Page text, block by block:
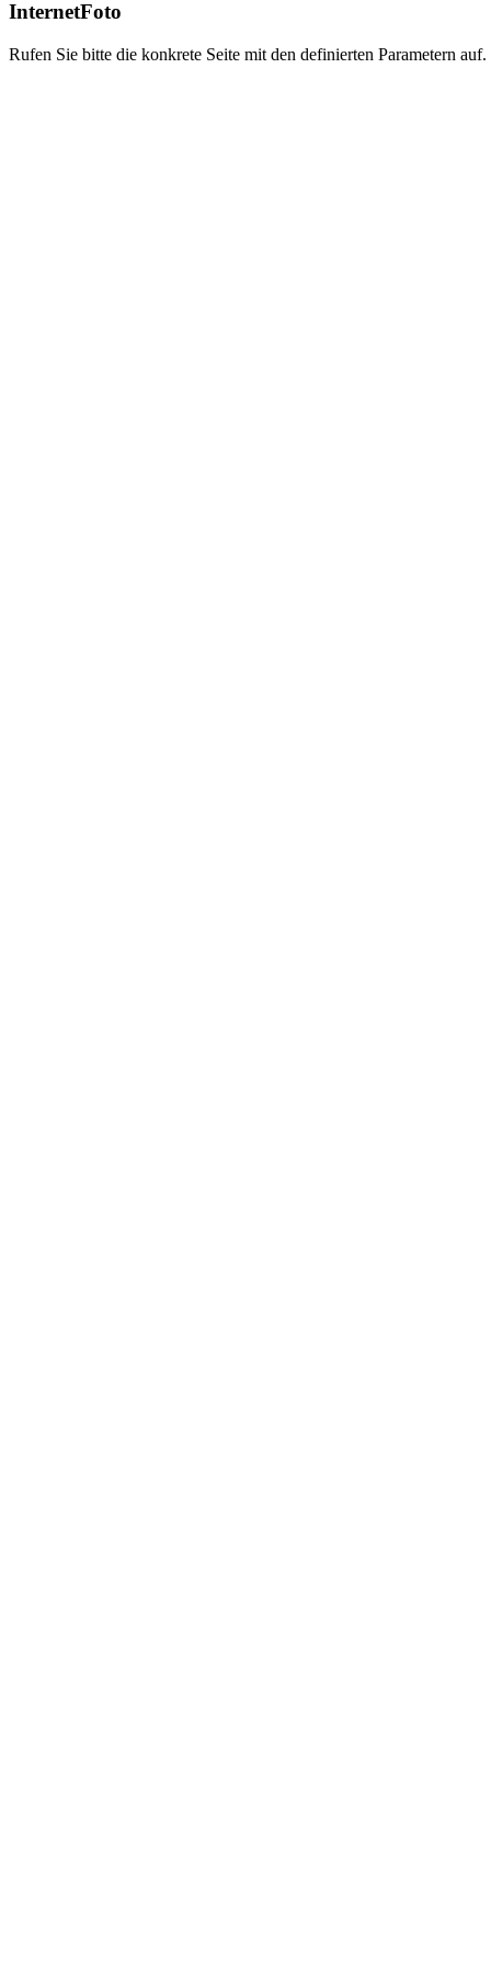
InternetFoto
Rufen Sie bitte die konkrete Seite mit den definierten Parametern auf.